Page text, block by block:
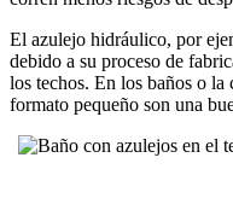
El azulejo hidráulico, por
debido a su proceso de
los techos. En los baños o
formato pequeño son una